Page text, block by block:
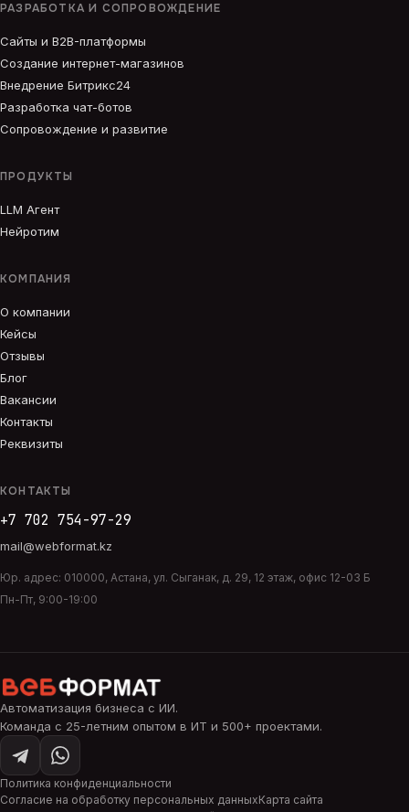
РАЗРАБОТКА И СОПРОВОЖДЕНИЕ
Сайты и B2B-платформы
Создание интернет-магазинов
Внедрение Битрикс24
Разработка чат-ботов
Сопровождение и развитие
ПРОДУКТЫ
LLM Агент
Нейротим
КОМПАНИЯ
О компании
Кейсы
Отзывы
Блог
Вакансии
Контакты
Реквизиты
КОНТАКТЫ
+7 702 754-97-29
mail@webformat.kz
Юр. адрес: 010000, Астана, ул. Сыганак, д. 29, 12 этаж, офис 12-03 Б
Пн-Пт, 9:00-19:00
Политика конфиденциальности
Согласие на обработку персональных данныхКарта сайта
Автоматизация бизнеса с ИИ.
Команда с 25-летним опытом в ИТ и 500+ проектами.